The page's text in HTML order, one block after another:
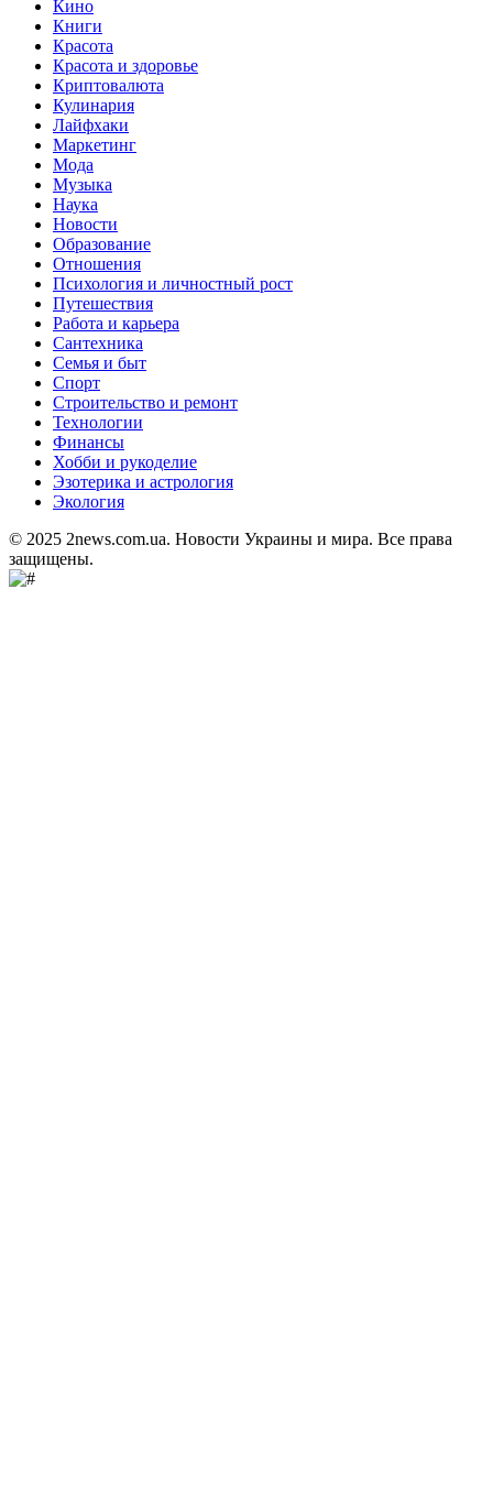
Кино
Книги
Красота
Красота и здоровье
Криптовалюта
Кулинария
Лайфхаки
Маркетинг
Мода
Музыка
Наука
Новости
Образование
Отношения
Психология и личностный рост
Путешествия
Работа и карьера
Сантехника
Семья и быт
Спорт
Строительство и ремонт
Технологии
Финансы
Хобби и рукоделие
Эзотерика и астрология
Экология
© 2025 2news.com.ua. Новости Украины и мира. Все права
защищены.